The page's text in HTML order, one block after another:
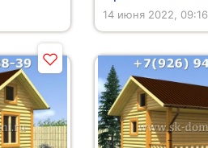
14 июня 2022, 09:16